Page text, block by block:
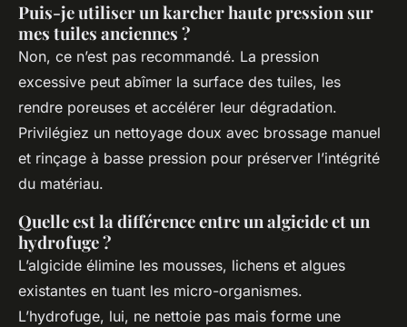
Puis-je utiliser un karcher haute pression sur
mes tuiles anciennes ?
Non, ce n’est pas recommandé. La pression
excessive peut abîmer la surface des tuiles, les
rendre poreuses et accélérer leur dégradation.
Privilégiez un nettoyage doux avec brossage manuel
et rinçage à basse pression pour préserver l’intégrité
du matériau.
Quelle est la différence entre un algicide et un
hydrofuge ?
L’algicide élimine les mousses, lichens et algues
existantes en tuant les micro-organismes.
L’hydrofuge, lui, ne nettoie pas mais forme une